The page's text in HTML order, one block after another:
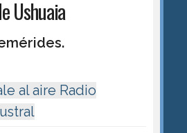
Ushuaia
al aire Radio